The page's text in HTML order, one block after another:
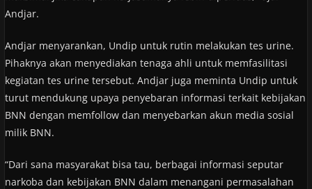
Andjar.
Andjar menyarankan, Undip untuk rutin melakukan tes urine.
Pihaknya akan menyediakan tenaga ahli untuk memfasilitasi
kegiatan tes urine tersebut. Andjar juga meminta Undip untuk
turut mendukung upaya penyebaran informasi terkait kebijakan
BNN dengan memfollow dan menyebarkan akun media sosial
milik BNN.
“Dari sana masyarakat bisa tau, berbagai informasi seputar
narkoba dan kebijakan BNN dalam menangani permasalahan